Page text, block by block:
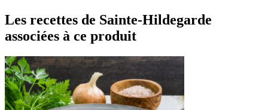
Les recettes de Sainte-Hildegarde
associées à ce produit